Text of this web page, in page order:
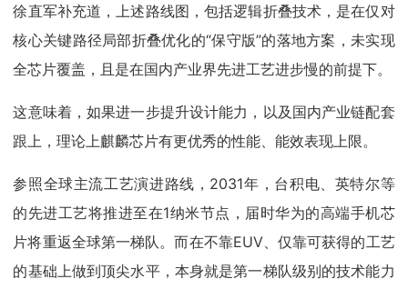
徐直军补充道，上述路线图，包括逻辑折叠技术，是在仅对
核心关键路径局部折叠优化的“保守版”的落地方案，未实现
全芯片覆盖，且是在国内产业界先进工艺进步慢的前提下。
这意味着，如果进一步提升设计能力，以及国内产业链配套
跟上，理论上麒麟芯片有更优秀的性能、能效表现上限。
参照全球主流工艺演进路线，2031年，台积电、英特尔等
的先进工艺将推进至在1纳米节点，届时华为的高端手机芯
片将重返全球第一梯队。而在不靠EUV、仅靠可获得的工艺
的基础上做到顶尖水平，本身就是第一梯队级别的技术能力